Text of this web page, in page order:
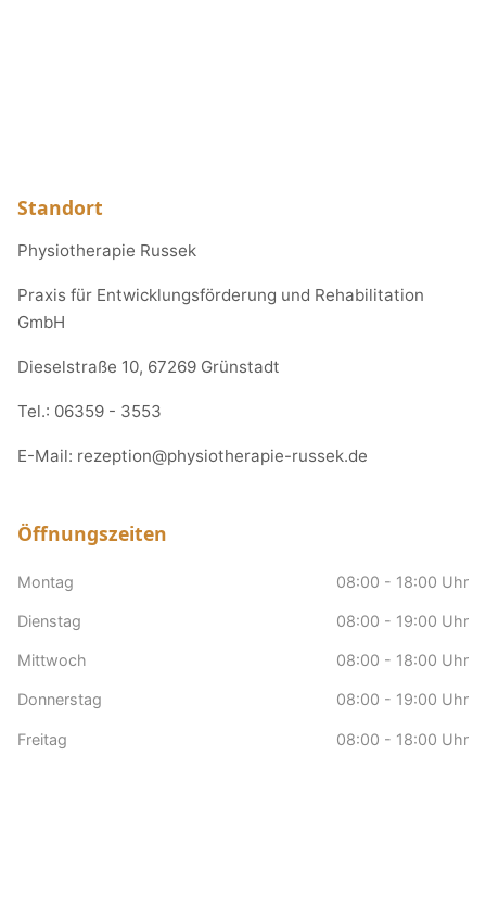
Standort
Physiotherapie Russek
Praxis für Entwicklungsförderung und Rehabilitation
GmbH
Dieselstraße 10, 67269 Grünstadt
Tel.: 06359 - 3553
E-Mail: rezeption@physiotherapie-russek.de
Öffnungszeiten
Montag 08:00 - 18:00 Uhr
Dienstag 08:00 - 19:00 Uhr
Mittwoch 08:00 - 18:00 Uhr
Donnerstag 08:00 - 19:00 Uhr
Freitag 08:00 - 18:00 Uhr